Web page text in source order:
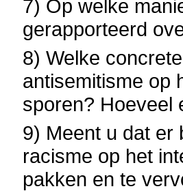
7) Op welke
gerapporteerd
8) Welke
antisemitisme op
sporen? Hoeveel
9) Meent u dat er
racisme op het
pakken en te